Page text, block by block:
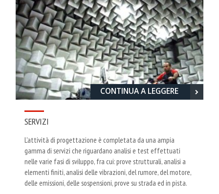
CONTINUA A LEGGERE
SERVIZI
L'attività di progettazione è completata da una ampia
gamma di servizi che riguardano analisi e test effettuati
nelle varie fasi di sviluppo, fra cui: prove strutturali, analisi a
elementi finiti, analisi delle vibrazioni, del rumore, del motore,
delle emissioni, delle sospensioni, prove su strada ed in pista.